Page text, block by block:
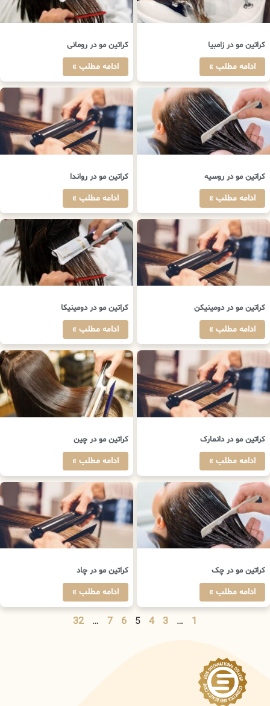
کراتین مو در زامبیا
ادامه مطلب »
کراتین مو در رومانی
ادامه مطلب »
کراتین مو در روسیه
ادامه مطلب »
کراتین مو در رواندا
ادامه مطلب »
کراتین مو در دومینیکن
ادامه مطلب »
کراتین مو در دومینیکا
ادامه مطلب »
کراتین مو در دانمارک
ادامه مطلب »
کراتین مو در چین
ادامه مطلب »
کراتین مو در چک
ادامه مطلب »
کراتین مو در چاد
ادامه مطلب »
1
…
3
4
5
6
7
…
32